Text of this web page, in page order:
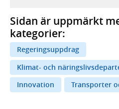
Sidan är uppmärkt
kategorier:
Regeringsuppdrag
Klimat- och
Innovation
Transporter